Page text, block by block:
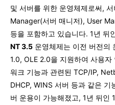
및 서버를 위한 운영체제로써,
Manager(서버 매니저), User
등을 포함하고 있습니다. 1년 뒤
NT 3.5 운영체제는 이전 버전의
1.0, OLE 2.0을 지원하여 사용
워크 기능과 관련된 TCP/IP,
DHCP, WINS 서버 등과 같은 기
버 운용이 가능해졌고, 1년 뒤